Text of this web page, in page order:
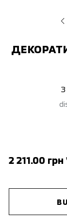
2 211.00